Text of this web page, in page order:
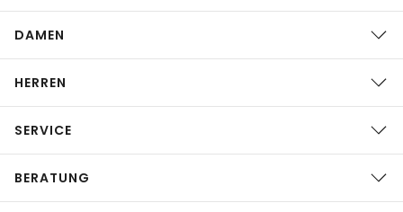
DAMEN
HERREN
SERVICE
BERATUNG